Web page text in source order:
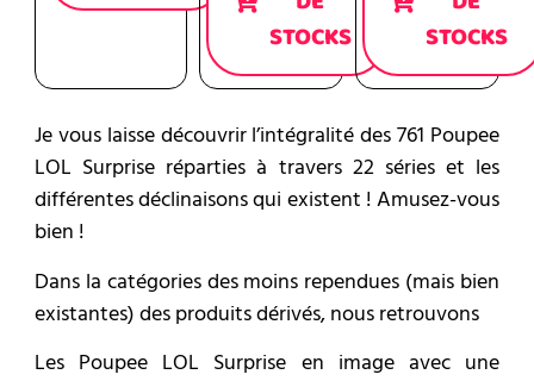
STOCKS
STOCKS
Je vous laisse découvrir l’intégralité des 761 Poupee
LOL Surprise réparties à travers 22 séries et les
différentes déclinaisons qui existent ! Amusez-vous
bien !
Dans la catégories des moins rependues (mais bien
existantes) des produits dérivés, nous retrouvons
Les Poupee LOL Surprise en image avec une